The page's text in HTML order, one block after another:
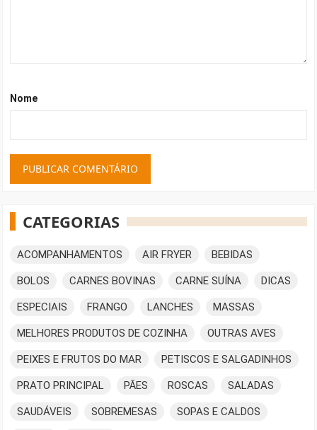
Nome
CATEGORIAS
ACOMPANHAMENTOS AIR FRYER BEBIDAS
BOLOS CARNES BOVINAS CARNE SUÍNA DICAS
ESPECIAIS FRANGO LANCHES MASSAS
MELHORES PRODUTOS DE COZINHA OUTRAS AVES
PEIXES E FRUTOS DO MAR PETISCOS E SALGADINHOS
PRATO PRINCIPAL PÃES ROSCAS SALADAS
SAUDÁVEIS SOBREMESAS SOPAS E CALDOS